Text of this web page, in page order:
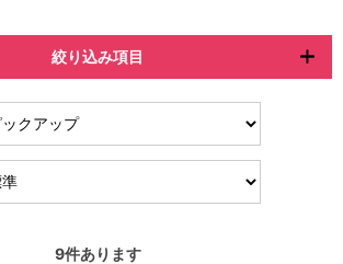
絞り込み項目
9件あります